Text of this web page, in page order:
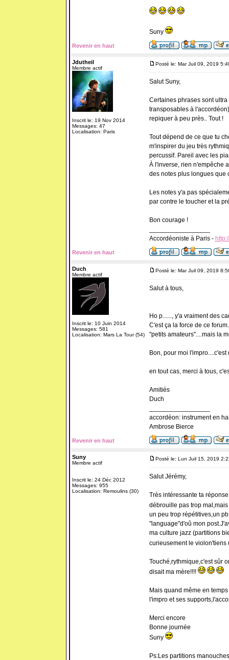
Suny
Revenir en haut
Jdutheil
Membre actif
Inscrit le: 19 Nov 2014
Messages: 47
Localisation: Paris
Posté le: Mar Juil 09, 2019
Salut Suny,
Certaines phrases sont
transposables à
repiquer à peu près.. Tout !
Tout dépend de ce que tu
m'inspirer du jeu très
percussif. Pareil avec les
À l'inverse, rien n'empêche
des notes plus longues que
Les notes y'a pas
par contre le toucher et la
Bon courage !
Accordéoniste à Paris -
Revenir en haut
Duch
Membre actif
Inscrit le: 10 Juin 2014
Messages: 581
Localisation: Mars La Tour (54)
Posté le: Mar Juil 09, 2019
Salut à tous,
Ho p......, y'a vraiment des
C'est ça la force de ce
"petits amateurs"....mais la
Bon, pour moi
en tout cas, merci à tous,
Amitiés
Duch
accordéon: instrument en
Ambrose Bierce
Revenir en haut
Suny
Membre actif
Inscrit le: 24 Déc 2012
Messages: 955
Localisation: Remoulins (30)
Posté le: Lun Juil 15, 2019
Salut Jérémy,
Très intéressante ta
débrouille pas trop
un peu trop répétitives,un
"language"d'oû mon
ma culture jazz (partitions
curieusement le
Touché,rythmique,c'est sûr
disait ma mère!!!!
Mais quand même en
l'impro et ses
Merci encore
Bonne journée
Suny
Ps:Les partitions